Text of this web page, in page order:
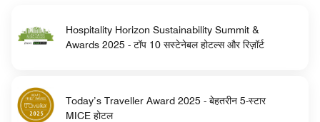
Hospitality Horizon Sustainability Summit &
Awards 2025 - टॉप 10 सस्टेनेबल होटल्स और रिज़ॉर्ट
Today’s Traveller Award 2025 - बेहतरीन 5-स्टार
MICE होटल